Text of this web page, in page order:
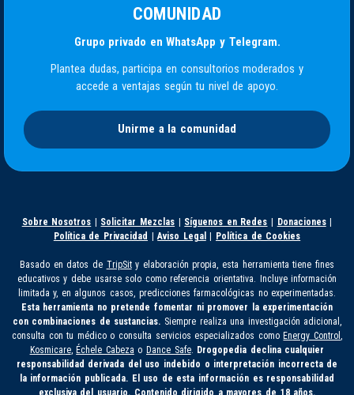
COMUNIDAD
Grupo privado en WhatsApp y Telegram.
Plantea dudas, participa en consultorios moderados y
accede a ventajas según tu nivel de apoyo.
Unirme a la comunidad
Sobre Nosotros Solicitar Mezclas Síguenos en Redes Donaciones|
Política de Privacidad
|Aviso Legal Política de Cookies
Basado en datos de TripSity elaboración propia, esta herramienta tiene fines
educativos y debe usarse solo como referencia orientativa. Incluye información
limitada y, en algunos casos, predicciones farmacológicas no experimentadas.
Esta herramienta no pretende fomentar ni promover la experimentación
con combinaciones de sustancias. Siempre realiza una investigación adicional,
consulta con tu médico o consulta servicios especializados como Energy Control,
Kosmicare, Échele Cabeza o Dance Safe. Drogopedia declina cualquier
responsabilidad derivada del uso indebido o interpretación incorrecta de
la información publicada. El uso de esta información es responsabilidad
exclusiva del usuario. Contenido dirigido a mayores de 18 años.